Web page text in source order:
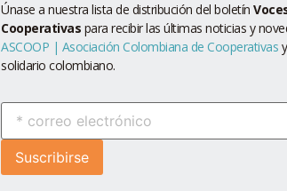
Únase a nuestra lista de distribución del boletín
Cooperativas para recibir las últimas noticias y
ASCOOP | Asociación Colombiana de Cooperativas
solidario colombiano.